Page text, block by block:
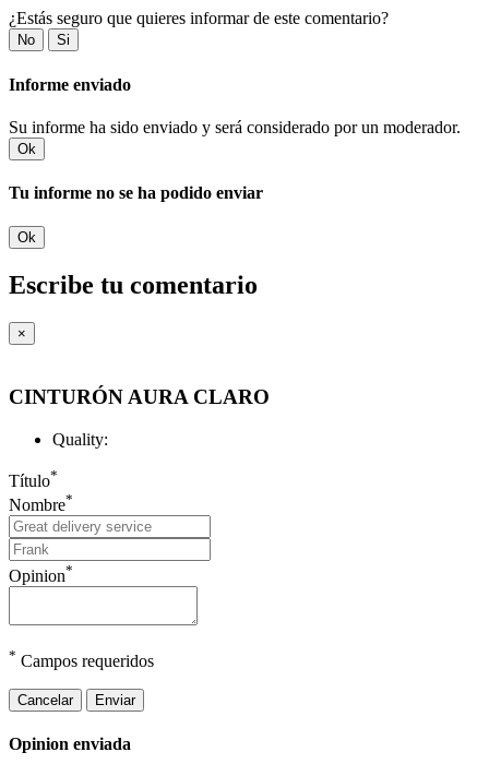
¿Estás seguro que quieres informar de este comentario?
No Si
Informe enviado
Su informe ha sido enviado y será considerado por un moderador.
Ok
Tu informe no se ha podido enviar
Ok
Escribe tu comentario
×
CINTURÓN AURA CLARO
Quality:
Título*
Nombre*
Opinion*
* Campos requeridos
Cancelar Enviar
Opinion enviada